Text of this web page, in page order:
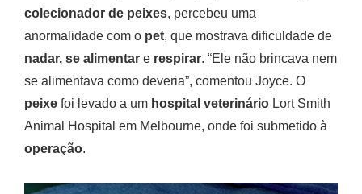
colecionador de peixes, percebeu uma
anormalidade com o pet, que mostrava dificuldade de
nadar, se alimentar e respirar. “Ele não brincava nem
se alimentava como deveria”, comentou Joyce. O
peixe foi levado a um hospital veterinário Lort Smith
Animal Hospital em Melbourne, onde foi submetido à
operação.